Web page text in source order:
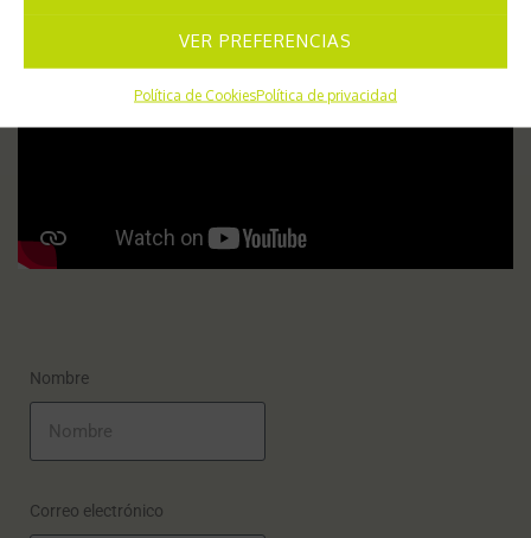
VER PREFERENCIAS
Política de CookiesPolítica de privacidad
Nombre
Correo electrónico